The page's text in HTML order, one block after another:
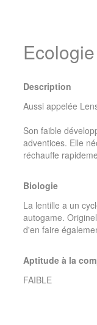
Ecologie
Description
Aussi appelée
Son faible
adventices. Elle
réchauffe
Biologie
La lentille a un
autogame.
d'en faire
Aptitude à la
FAIBLE